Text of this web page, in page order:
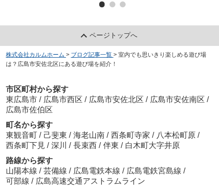
ページトップへ
株式会社カルムホーム > ブログ記事一覧 > 室内でも思いきり楽しめる遊び場
は？広島市安佐北区にある遊び場を紹介！
市区町村から探す
東広島市 / 広島市西区 / 広島市安佐北区 / 広島市安佐南区 /
広島市佐伯区
町名から探す
東観音町 / 己斐東 / 海老山南 / 西条町寺家 / 八本松町原 /
西条町下見 / 深川 / 長束西 / 伴東 / 白木町大字井原
路線から探す
山陽本線 / 芸備線 / 広島電鉄本線 / 広島電鉄宮島線 /
可部線 / 広島高速交通アストラムライン